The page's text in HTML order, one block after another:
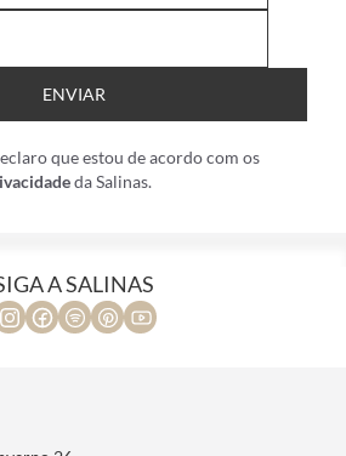
ENVIAR
que estou de acordo com os
da Salinas.
A SALINAS